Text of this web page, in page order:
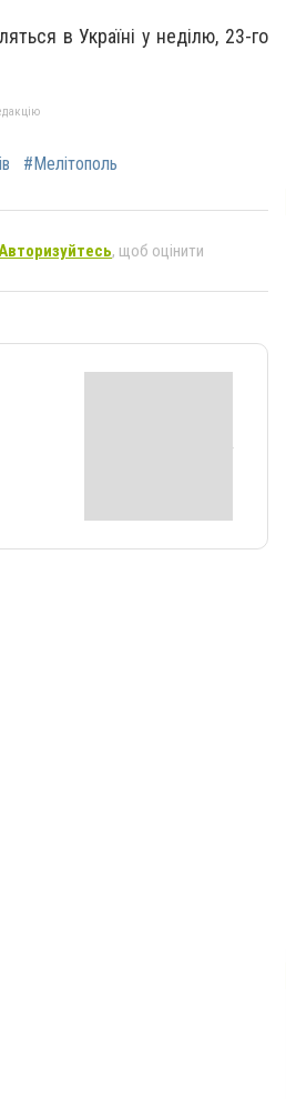
в Україні у неділю, 23-го
#Мелітополь
, щоб оцінити